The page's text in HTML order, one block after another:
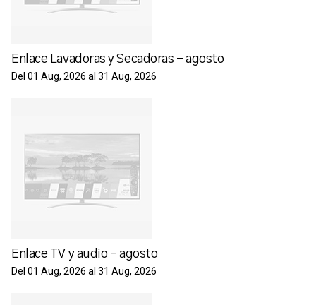
Enlace Lavadoras y Secadoras - agosto
Del 01 Aug, 2026 al 31 Aug, 2026
Enlace TV y audio - agosto
Del 01 Aug, 2026 al 31 Aug, 2026